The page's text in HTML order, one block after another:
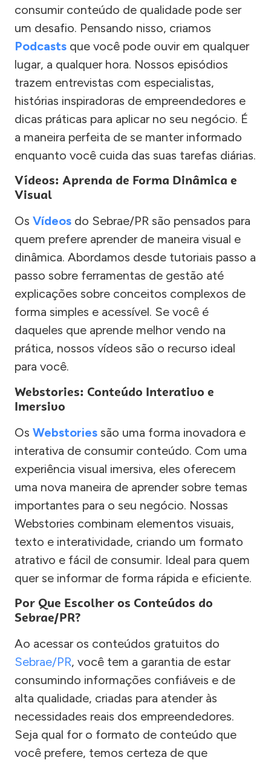
consumir conteúdo de qualidade pode ser
um desafio. Pensando nisso, criamos
Podcasts que você pode ouvir em qualquer
lugar, a qualquer hora. Nossos episódios
trazem entrevistas com especialistas,
histórias inspiradoras de empreendedores e
dicas práticas para aplicar no seu negócio. É
a maneira perfeita de se manter informado
enquanto você cuida das suas tarefas diárias.
Vídeos: Aprenda de Forma Dinâmica e
Visual
Os Vídeos do Sebrae/PR são pensados para
quem prefere aprender de maneira visual e
dinâmica. Abordamos desde tutoriais passo a
passo sobre ferramentas de gestão até
explicações sobre conceitos complexos de
forma simples e acessível. Se você é
daqueles que aprende melhor vendo na
prática, nossos vídeos são o recurso ideal
para você.
Webstories: Conteúdo Interativo e
Imersivo
Os Webstories são uma forma inovadora e
interativa de consumir conteúdo. Com uma
experiência visual imersiva, eles oferecem
uma nova maneira de aprender sobre temas
importantes para o seu negócio. Nossas
Webstories combinam elementos visuais,
texto e interatividade, criando um formato
atrativo e fácil de consumir. Ideal para quem
quer se informar de forma rápida e eficiente.
Por Que Escolher os Conteúdos do
Sebrae/PR?
Ao acessar os conteúdos gratuitos do
Sebrae/PR, você tem a garantia de estar
consumindo informações confiáveis e de
alta qualidade, criadas para atender às
necessidades reais dos empreendedores.
Seja qual for o formato de conteúdo que
você prefere, temos certeza de que